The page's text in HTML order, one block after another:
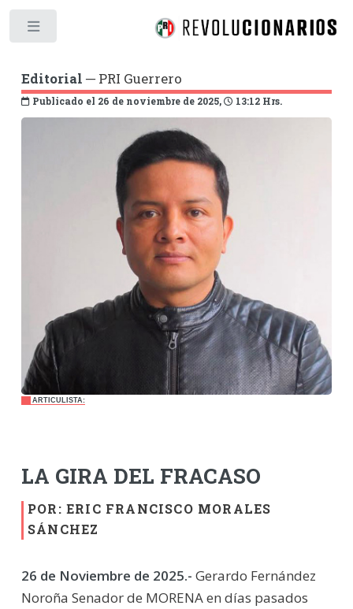
Editorial ─ PRI Guerrero
Publicado el 26 de noviembre de 2025, 13:12 Hrs.
LA GIRA DEL FRACASO
POR: ERIC FRANCISCO MORALES
SÁNCHEZ
26 de Noviembre de 2025.- Gerardo Fernández
Noroña Senador de MORENA en días pasados
ARTICULISTA: